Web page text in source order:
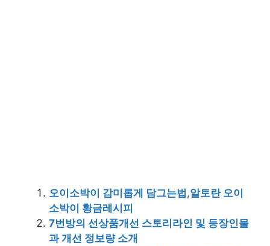
오이소박이 감미롭게 담그는법,알토란 오이
소박이 황금레시피
7번방의 선상품개선 스토리라인 및 등장인물
과 개선 정보량 소개